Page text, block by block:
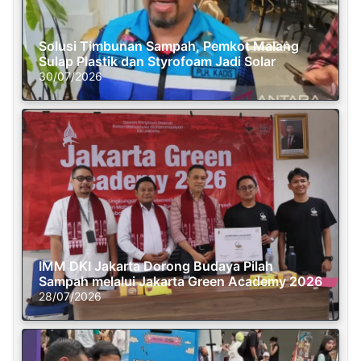
Solusi Timbunan Sampah, Pemkot Malang
Sulap Plastik dan Styrofoam Jadi Solar
30/07/2026
IMM DKI Jakarta Dorong Budaya Pilah
Sampah melalui Jakarta Green Academy 2026
28/07/2026